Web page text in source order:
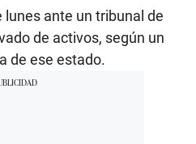
ante un tribunal de
de activos, según un
de ese estado.